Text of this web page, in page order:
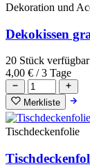
Dekoration und
Dekokissen
20 Stück verfügbar
4,00 € / 3 Tage
Merkliste
Tischdeckenfolie